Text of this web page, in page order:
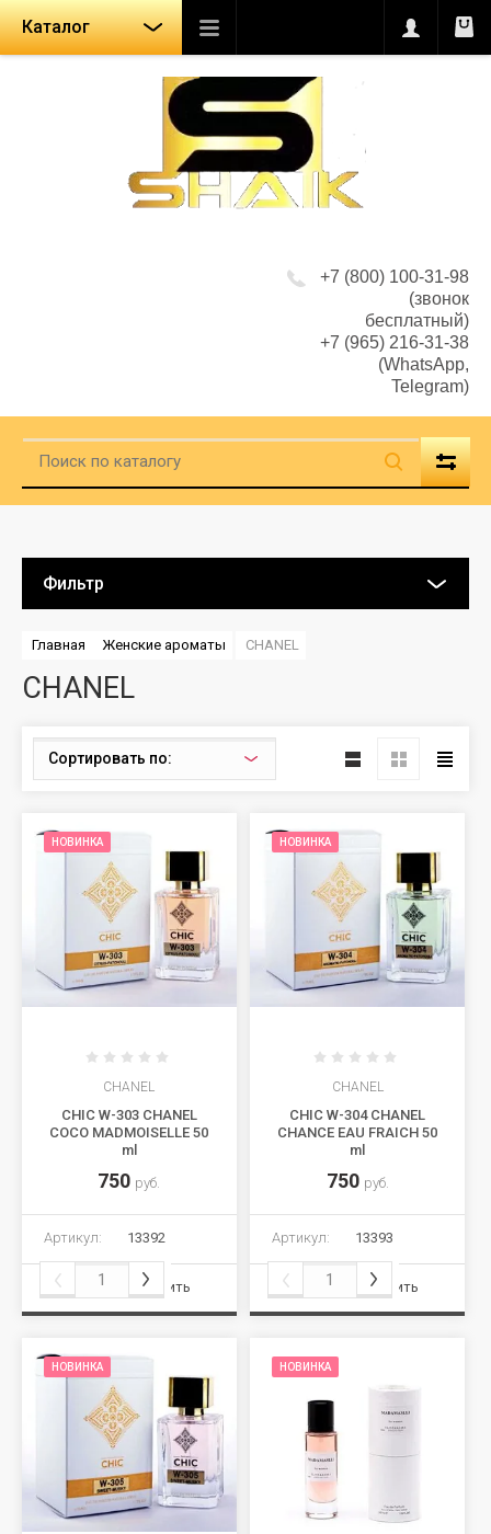
Каталог
+7 (800) 100-31-98
(звонок
бесплатный)
+7 (965) 216-31-38
(WhatsApp,
Telegram)
Фильтр
Главная Женские ароматы CHANEL
CHANEL
Сортировать по:
НОВИНКА
CHANEL
CHIC W-303 CHANEL
COCO MADMOISELLE 50
ml
750 руб.
Артикул: 13392
Сравнить
НОВИНКА
CHANEL
CHIC W-304 CHANEL
CHANCE EAU FRAICH 50
ml
750 руб.
Артикул: 13393
Сравнить
НОВИНКА НОВИНКА